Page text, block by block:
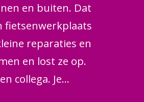
en buiten. Dat
fietsenwerkplaats
reparaties en
en lost ze op.
collega. Je